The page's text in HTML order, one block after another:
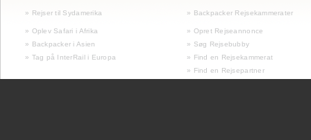
» Rejser til Sydamerika » Backpacker Rejsekammerater
» Oplev Safari i Afrika
» Opret Rejseannonce
» Backpacker i Asien
» Søg Rejsebubby
» Tag på InterRail i Europa
» Find en Rejsekammerat
» Find en Rejsepartner